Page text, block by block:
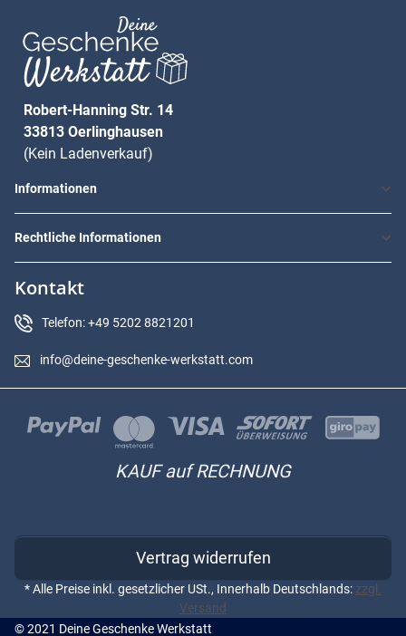
Robert-Hanning Str. 14
33813 Oerlinghausen
(Kein Ladenverkauf)
Informationen
Rechtliche Informationen
Kontakt
Telefon: +49 5202 8821201
info@deine-geschenke-werkstatt.com
KAUF auf RECHNUNG
Vertrag widerrufen
* Alle Preise inkl. gesetzlicher USt., Innerhalb Deutschlands: zzgl.
Versand
© 2021 Deine Geschenke Werkstatt